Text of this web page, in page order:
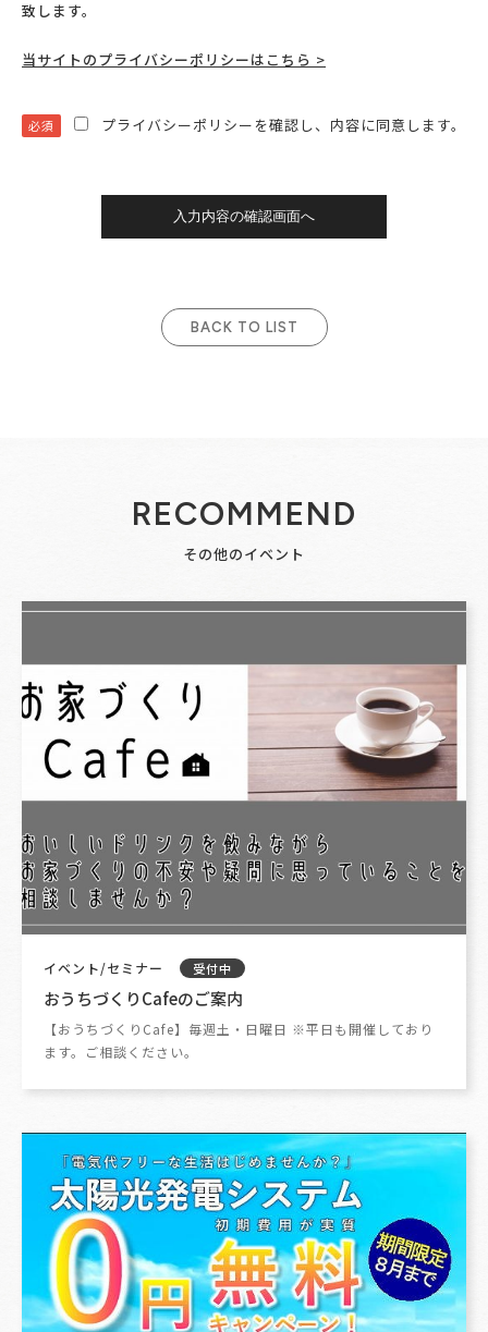
致します。
当サイトのプライバシーポリシーはこちら >
必須 プライバシーポリシーを確認し、内容に同意します。
BACK TO LIST
RECOMMEND
その他のイベント
イベント/セミナー 受付中
おうちづくりCafeのご案内
【おうちづくりCafe】毎週土・日曜日 ※平日も開催しており
ます。ご相談ください。